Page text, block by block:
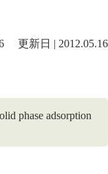
更新日 | 2012.05.16
phase adsorption